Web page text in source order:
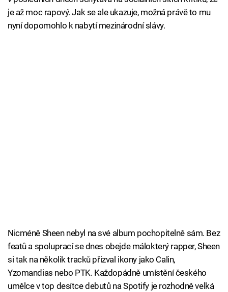
je až moc rapový. Jak se ale ukazuje, možná právě to mu
nyní dopomohlo k nabytí mezinárodní slávy.
Nicméně Sheen nebyl na své album pochopitelně sám. Bez
featů a spoluprací se dnes obejde málokterý rapper, Sheen
si tak na několik tracků přizval ikony jako Calin,
Yzomandias nebo PTK. Každopádně umístění českého
umělce v top desítce debutů na Spotify je rozhodně velká